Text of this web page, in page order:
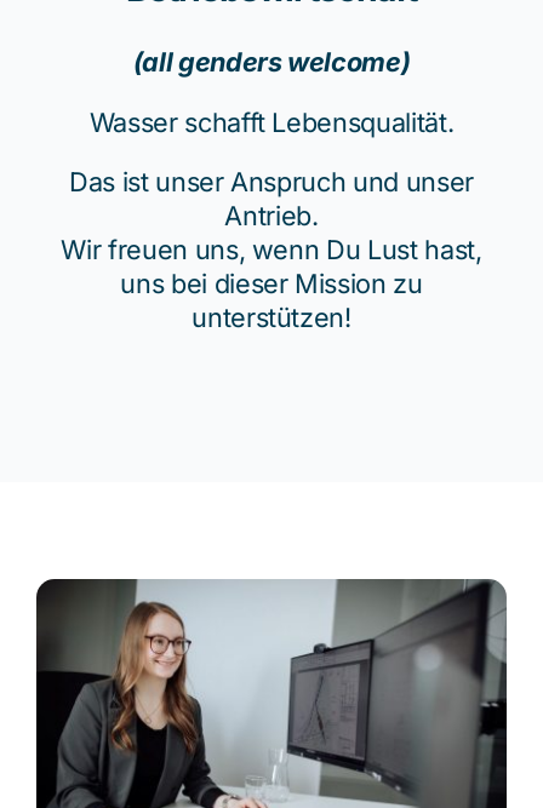
Aktuelles
Blog
(all genders welcome)
Wasser schafft Lebensqualität.
Das ist unser Anspruch und unser
Antrieb.
Wir freuen uns, wenn Du Lust hast,
uns bei dieser Mission zu
unterstützen!